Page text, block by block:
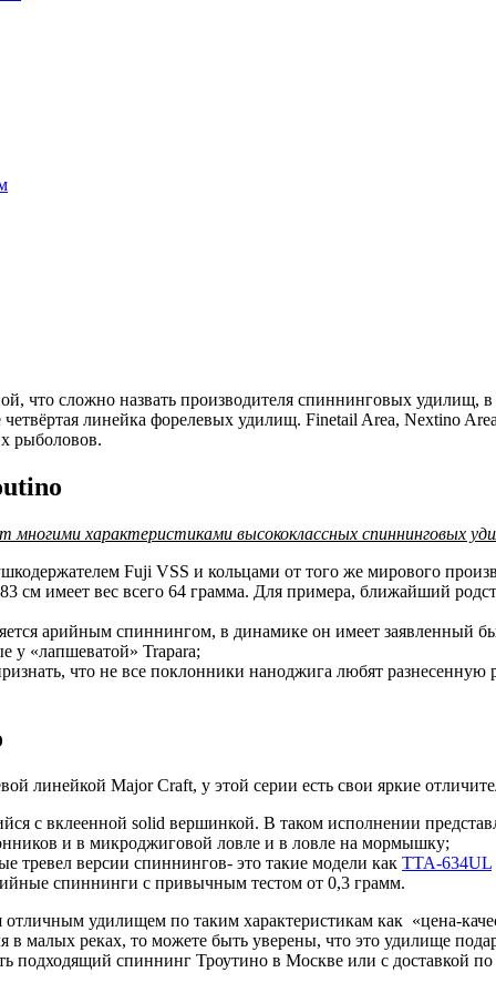
что сложно назвать производителя спиннинговых
линейка форелевых удилищ. Finetail Area, Nextino
рыболовов.
многими характеристиками высококлассных спиннинговых
Fuji VSS и кольцами от того же мирового
см имеет вес всего 64 грамма. Для примера, ближайший
арийным спиннингом, в динамике он имеет заявленный
у «лапшеватой» Trapara;
что не все поклонники наноджига любят разнесенную
линейкой Major Craft, у этой серии есть свои яркие
с вклеенной solid вершинкой. В таком исполнении
и в микроджиговой ловле и в ловле на мормышку;
тревел версии спиннингов- это такие модели как TTA-634UL
спиннинги с привычным тестом от 0,3 грамм.
удилищем по таким характеристикам как «цена-
в малых реках, то можете быть уверены, что это удилище
подходящий спиннинг Троутино в Москве или с доставкой по